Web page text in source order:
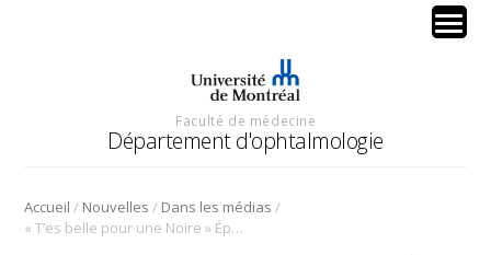
Faculté de médecine
Département d'ophtalmologie
Accueil / Nouvelles / Dans les médias /
« T’es belle pour une Noire » Ép. 2 : L’industrie du colorisme.